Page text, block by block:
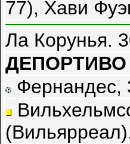
77), Хави
Ла Корунья.
ДЕПОРТИВО
Фернандес,